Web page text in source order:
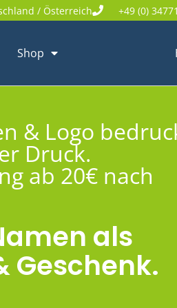
/ Österreich +49 (0)
Shop
& Logo
Druck.
ab 20€ nach
als
Geschenk.